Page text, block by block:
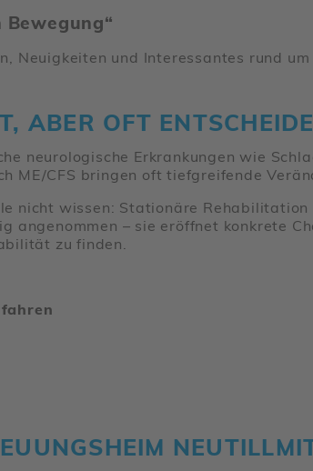
Neuig­keiten und Inter­es­santes rund
ABER OFT
neuro­lo­gi­sche Erkran­kungen wie
ME/​CFS bringen oft tief­grei­fende
nicht wissen: Statio­näre
ange­nommen – sie eröffnet konkrete
zu finden.